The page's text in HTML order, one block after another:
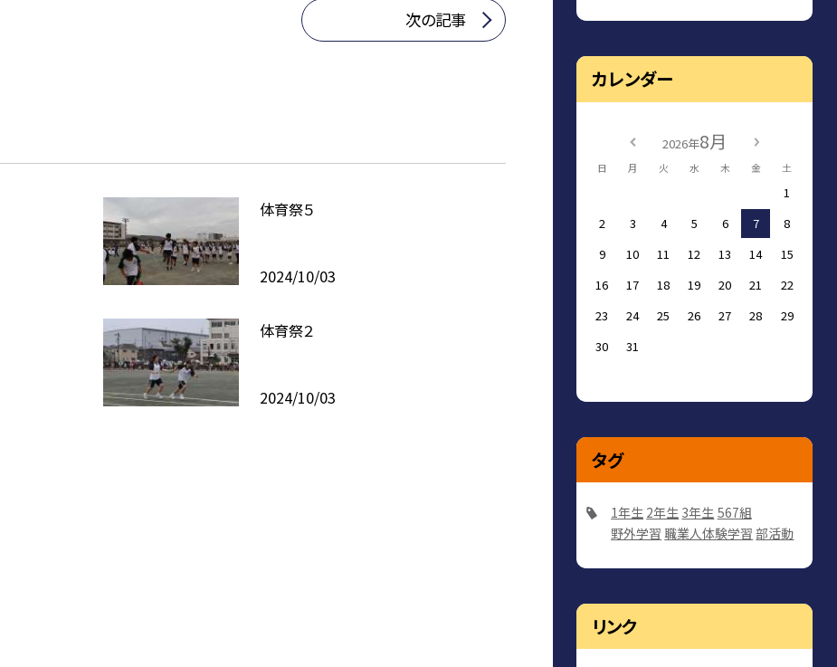
次の記事
体育祭５
2024/10/03
体育祭２
2024/10/03
カレンダー
2026年8月
日 月 火 水 木 金 土
1
2
3 4 5 6 7
8
9
10 11 12 13 14
15
16
17 18 19 20 21
22
23
24 25 26 27 28
29
30
31
タグ
1年生 2年生 3年生 567組
野外学習 職業人体験学習 部活動
リンク